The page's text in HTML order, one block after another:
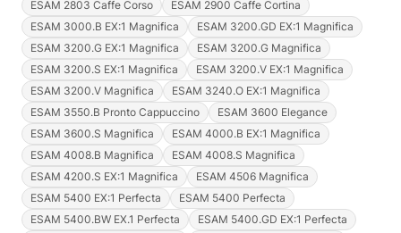
ESAM 2803 Caffe Corso
ESAM 2900 Caffe Cortina
ESAM 3000.B EX:1 Magnifica
ESAM 3200.GD EX:1 Magnifica
ESAM 3200.G EX:1 Magnifica
ESAM 3200.G Magnifica
ESAM 3200.S EX:1 Magnifica
ESAM 3200.V EX:1 Magnifica
ESAM 3200.V Magnifica
ESAM 3240.O EX:1 Magnifica
ESAM 3550.B Pronto Cappuccino
ESAM 3600 Elegance
ESAM 3600.S Magnifica
ESAM 4000.B EX:1 Magnifica
ESAM 4008.B Magnifica
ESAM 4008.S Magnifica
ESAM 4200.S EX:1 Magnifica
ESAM 4506 Magnifica
ESAM 5400 EX:1 Perfecta
ESAM 5400 Perfecta
ESAM 5400.BW EX.1 Perfecta
ESAM 5400.GD EX:1 Perfecta